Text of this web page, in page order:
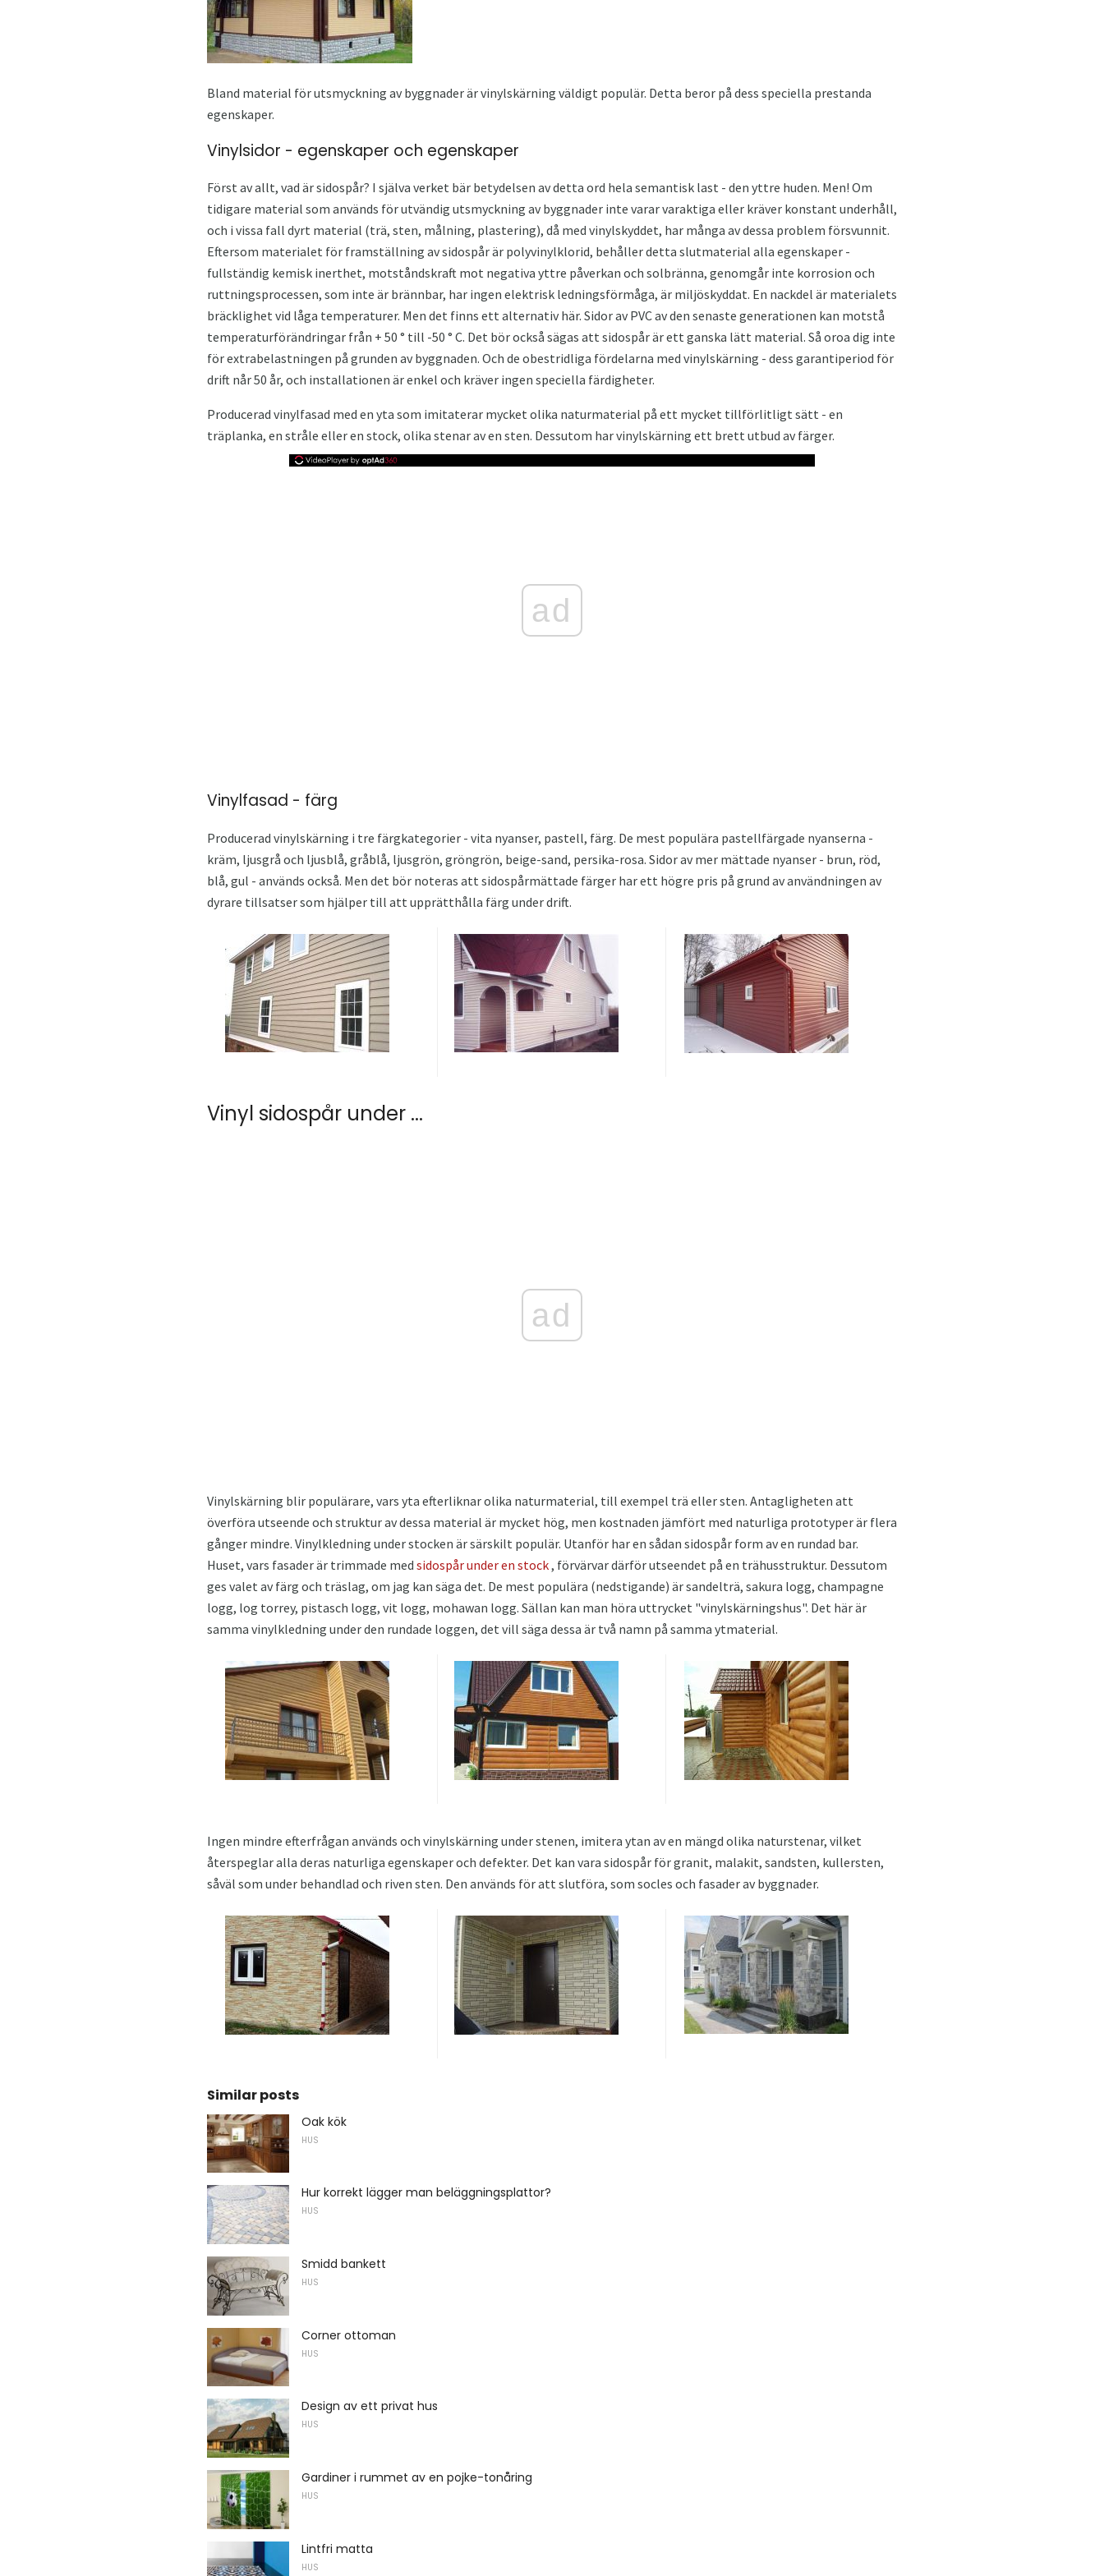
Bland material för utsmyckning av byggnader är vinylskärning väldigt populär. Detta beror på dess speciella prestanda
egenskaper.
Vinylsidor - egenskaper och egenskaper
Först av allt, vad är sidospår? I själva verket bär betydelsen av detta ord hela semantisk last - den yttre huden. Men! Om
tidigare material som används för utvändig utsmyckning av byggnader inte varar varaktiga eller kräver konstant underhåll,
och i vissa fall dyrt material (trä, sten, målning, plastering), då med vinylskyddet, har många av dessa problem försvunnit.
Eftersom materialet för framställning av sidospår är polyvinylklorid, behåller detta slutmaterial alla egenskaper -
fullständig kemisk inerthet, motståndskraft mot negativa yttre påverkan och solbränna, genomgår inte korrosion och
ruttningsprocessen, som inte är brännbar, har ingen elektrisk ledningsförmåga, är miljöskyddat. En nackdel är materialets
bräcklighet vid låga temperaturer. Men det finns ett alternativ här. Sidor av PVC av den senaste generationen kan motstå
temperaturförändringar från + 50 ° till -50 ° C. Det bör också sägas att sidospår är ett ganska lätt material. Så oroa dig inte
för extrabelastningen på grunden av byggnaden. Och de obestridliga fördelarna med vinylskärning - dess garantiperiod för
drift når 50 år, och installationen är enkel och kräver ingen speciella färdigheter.
Producerad vinylfasad med en yta som imitaterar mycket olika naturmaterial på ett mycket tillförlitligt sätt - en
träplanka, en stråle eller en stock, olika stenar av en sten. Dessutom har vinylskärning ett brett utbud av färger.
ad
Vinylfasad - färg
Producerad vinylskärning i tre färgkategorier - vita nyanser, pastell, färg. De mest populära pastellfärgade nyanserna -
kräm, ljusgrå och ljusblå, gråblå, ljusgrön, gröngrön, beige-sand, persika-rosa. Sidor av mer mättade nyanser - brun, röd,
blå, gul - används också. Men det bör noteras att sidospårmättade färger har ett högre pris på grund av användningen av
dyrare tillsatser som hjälper till att upprätthålla färg under drift.
Vinyl sidospår under ...
ad
Vinylskärning blir populärare, vars yta efterliknar olika naturmaterial, till exempel trä eller sten. Antagligheten att
överföra utseende och struktur av dessa material är mycket hög, men kostnaden jämfört med naturliga prototyper är flera
gånger mindre. Vinylkledning under stocken är särskilt populär. Utanför har en sådan sidospår form av en rundad bar.
Huset, vars fasader är trimmade med sidospår under en stock, förvärvar därför utseendet på en trähusstruktur. Dessutom
ges valet av färg och träslag, om jag kan säga det. De mest populära (nedstigande) är sandelträ, sakura logg, champagne
logg, log torrey, pistasch logg, vit logg, mohawan logg. Sällan kan man höra uttrycket "vinylskärningshus". Det här är
samma vinylkledning under den rundade loggen, det vill säga dessa är två namn på samma ytmaterial.
Ingen mindre efterfrågan används och vinylskärning under stenen, imitera ytan av en mängd olika naturstenar, vilket
återspeglar alla deras naturliga egenskaper och defekter. Det kan vara sidospår för granit, malakit, sandsten, kullersten,
såväl som under behandlad och riven sten. Den används för att slutföra, som socles och fasader av byggnader.
Similar posts
Oak kök
HUS
Hur korrekt lägger man beläggningsplattor?
HUS
Smidd bankett
HUS
Corner ottoman
HUS
Design av ett privat hus
HUS
Gardiner i rummet av en pojke-tonåring
HUS
Lintfri matta
HUS